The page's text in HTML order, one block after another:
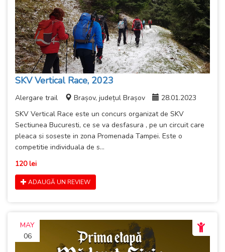
SKV Vertical Race, 2023
Alergare trail Brașov, județul Brașov
28.01.2023
SKV Vertical Race este un concurs organizat de SKV
Sectiunea Bucuresti, ce se va desfasura , pe un circuit care
pleaca si soseste in zona Promenada Tampei. Este o
competitie individuala de s...
120 lei
ADAUGĂ UN REVIEW
MAY
06